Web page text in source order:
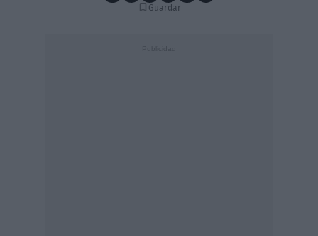
Guardar